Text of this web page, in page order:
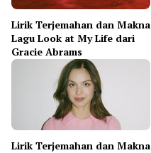
Lirik Terjemahan dan Makna
Lagu Look at My Life dari
Gracie Abrams
Lirik Terjemahan dan Makna